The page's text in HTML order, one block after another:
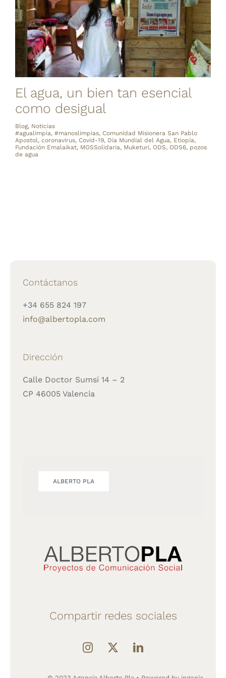
El agua, un bien tan esencial
como desigual
Blog, Noticias
#agualimpia, #manoslimpias, Comunidad Misionera San Pablo
Apostol, coronavirus, Covid-19, Día Mundial del Agua, Etiopía,
Fundación Emalaikat, MOSSolidaria, Muketuri, ODS, ODS6, pozos
de agua
Contáctanos
+34 655 824 197
info@albertopla.com
Dirección
Calle Doctor Sumsi 14 – 2
CP 46005 Valencia
ALBERTO PLA
Compartir redes sociales